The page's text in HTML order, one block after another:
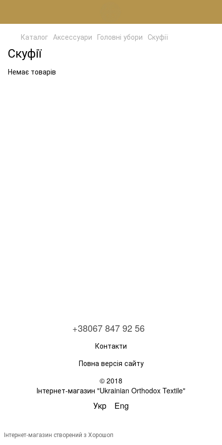
Каталог Аксессуари Головні убори Скуфії
Скуфії
Немає товарів
+38067 847 92 56
Контакти
Повна версія сайту
© 2018
Інтернет-магазин "Ukrainian Orthodox Textile"
Укр Eng
Інтернет-магазин створений з Хорошоп